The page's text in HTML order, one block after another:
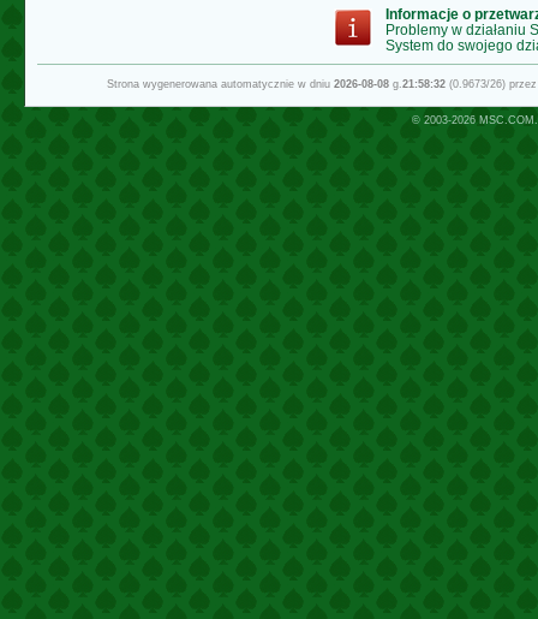
Informacje o
Problemy w działaniu
System do swojego
Strona wygenerowana automatycznie w dniu 2026-08-08g.21:58:32(0.9673/26)
© 2003-2026